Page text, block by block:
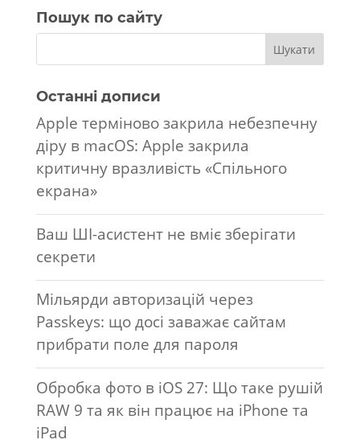
Пошук по сайту
Останні дописи
Apple терміново закрила небезпечну
діру в macOS: Apple закрила
критичну вразливість «Спільного
екрана»
Ваш ШІ-асистент не вміє зберігати
секрети
Мільярди авторизацій через
Passkeys: що досі заважає сайтам
прибрати поле для пароля
Обробка фото в iOS 27: Що таке рушій
RAW 9 та як він працює на iPhone та
iPad